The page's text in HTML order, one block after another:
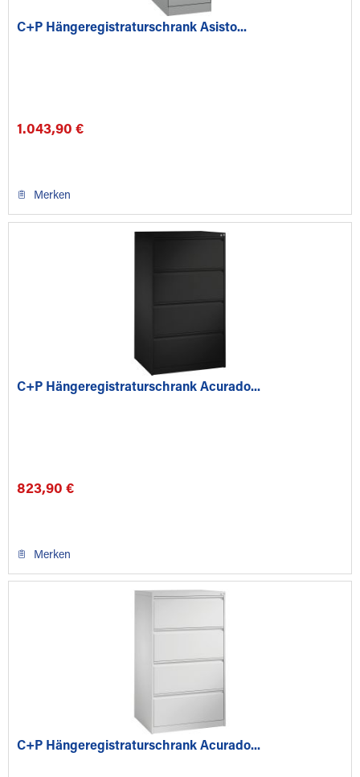
C+P Hängeregistraturschrank Asisto...
1.043,90 €
Merken
C+P Hängeregistraturschrank Acurado...
823,90 €
Merken
C+P Hängeregistraturschrank Acurado...